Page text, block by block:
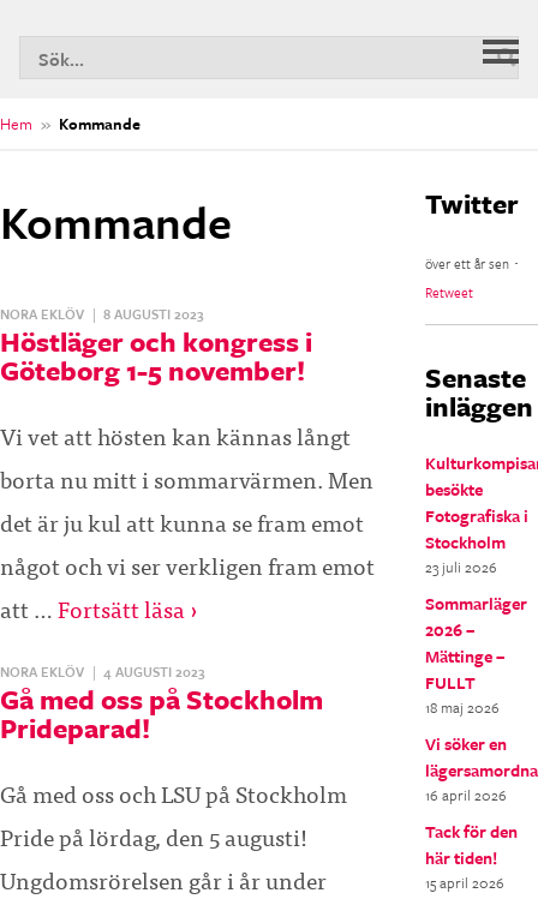
Hem » Kommande
Kommande
NORA EKLÖV | 8 AUGUSTI 2023
Höstläger och kongress i
Göteborg 1-5 november!
Vi vet att hösten kan kännas långt
borta nu mitt i sommarvärmen. Men
det är ju kul att kunna se fram emot
något och vi ser verkligen fram emot
att …Fortsätt läsa ›
NORA EKLÖV | 4 AUGUSTI 2023
Gå med oss på Stockholm
Prideparad!
Gå med oss och LSU på Stockholm
Pride på lördag, den 5 augusti!
Ungdomsrörelsen går i år under
Twitter
över ett år sen ･
Retweet
Senaste
inläggen
besökte
Fotografiska i
Stockholm
23 juli 2026
Sommarläger
2026 –
Mättinge –
FULLT
18 maj 2026
Vi söker en
16 april 2026
Tack för den
här tiden!
15 april 2026